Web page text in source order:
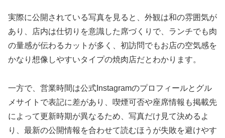
実際に公開されている写真を見ると、外観は和の雰囲気が
あり、店内は仕切りを意識した席づくりで、ランチでも肉
の量感が伝わるカットが多く、初訪問でもお店の空気感を
かなり想像しやすいタイプの焼肉店だとわかります。
一方で、営業時間は公式Instagramのプロフィールとグル
メサイトで表記に差があり、喫煙可否や座席情報も掲載先
によって更新時期が異なるため、写真だけ見て決めるよ
り、最新の公開情報を合わせて読むほうが失敗を避けやす